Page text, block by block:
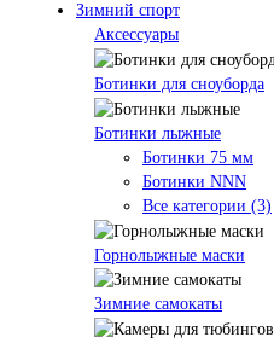
Зимний спорт
Аксессуары
Ботинки для сноуборда
Ботинки лыжные
Ботинки 75 мм
Ботинки NNN
Все категории (3)
Горнолыжные маски
Зимние самокаты